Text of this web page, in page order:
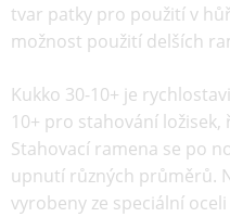
tvar patky pro použití v
možnost použití delších
Kukko 30-10+ je
10+ pro stahování
Stahovací ramena se po
upnutí různých průměrů.
vyrobeny ze speciální